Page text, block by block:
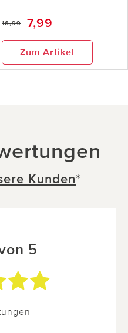
16,99 7,99
Zum Artikel
Kunden*
5